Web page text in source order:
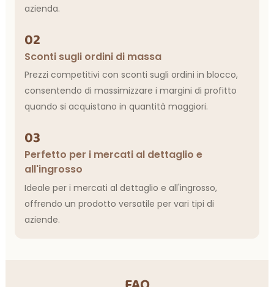
azienda.
02
Sconti sugli ordini di massa
Prezzi competitivi con sconti sugli ordini in blocco,
consentendo di massimizzare i margini di profitto
quando si acquistano in quantità maggiori.
03
Perfetto per i mercati al dettaglio e
all'ingrosso
Ideale per i mercati al dettaglio e all'ingrosso,
offrendo un prodotto versatile per vari tipi di
aziende.